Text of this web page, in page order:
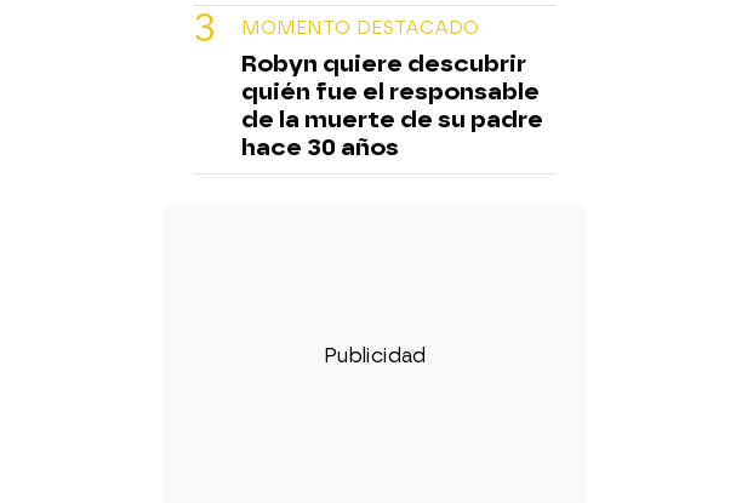
MOMENTO DESTACADO
Robyn quiere descubrir
quién fue el responsable
de la muerte de su padre
hace 30 años